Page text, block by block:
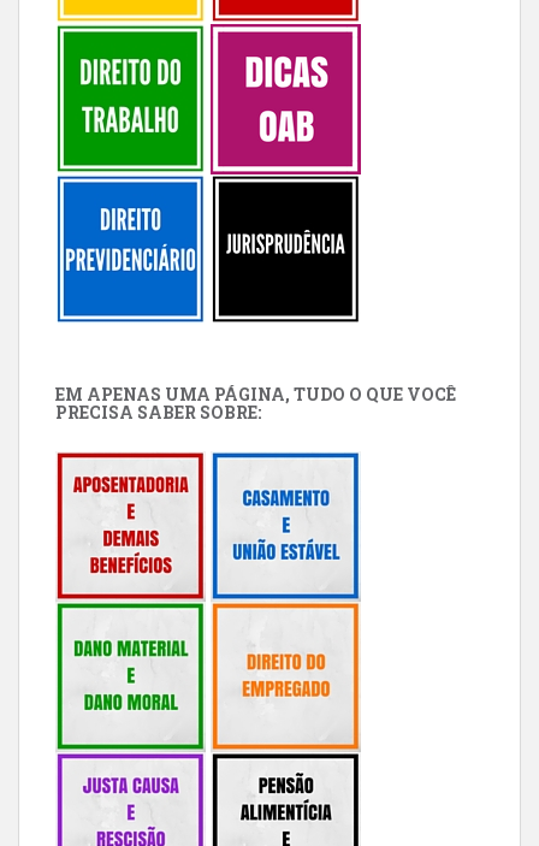
EM APENAS UMA PÁGINA, TUDO O QUE VOCÊ
PRECISA SABER SOBRE: